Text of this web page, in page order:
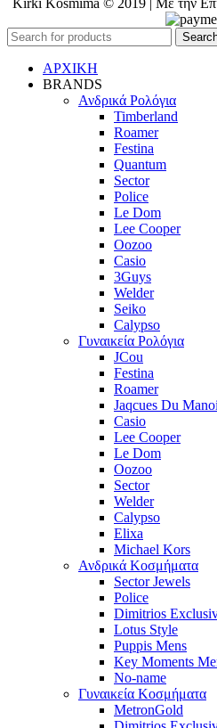
Kirki Kosmima © 2019 | Με την
ΑΡΧΙΚΗ
BRANDS
Ανδρικά Ρολόγια
Timberland
Roamer
Festina
Quantum
Sector
Police
Le Dom
Lee Cooper
Oozoo
Casio
3Guys
Welder
Seiko
Calypso
Γυναικεία Ρολόγια
JCou
Festina
Roamer
Jaqcues Du
Casio
Lee Cooper
Le Dom
Oozoo
Sector
Welder
Calypso
Elixa
Michael Kors
Ανδρικά Κοσμήματα
Sector Jewels
Police
Dimitrios
Lotus Style
Puppis Mens
Key Moments
No-name
Γυναικεία Κοσμήματα
MetronGold